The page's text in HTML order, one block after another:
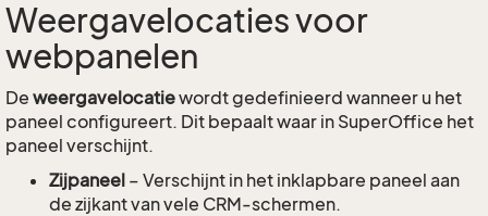
Weergavelocaties voor
webpanelen
De weergavelocatiewordt gedefinieerd wanneer u het
paneel configureert. Dit bepaalt waar in SuperOffice het
paneel verschijnt.
Zijpaneel – Verschijnt in het inklapbare paneel aan
de zijkant van vele CRM-schermen.